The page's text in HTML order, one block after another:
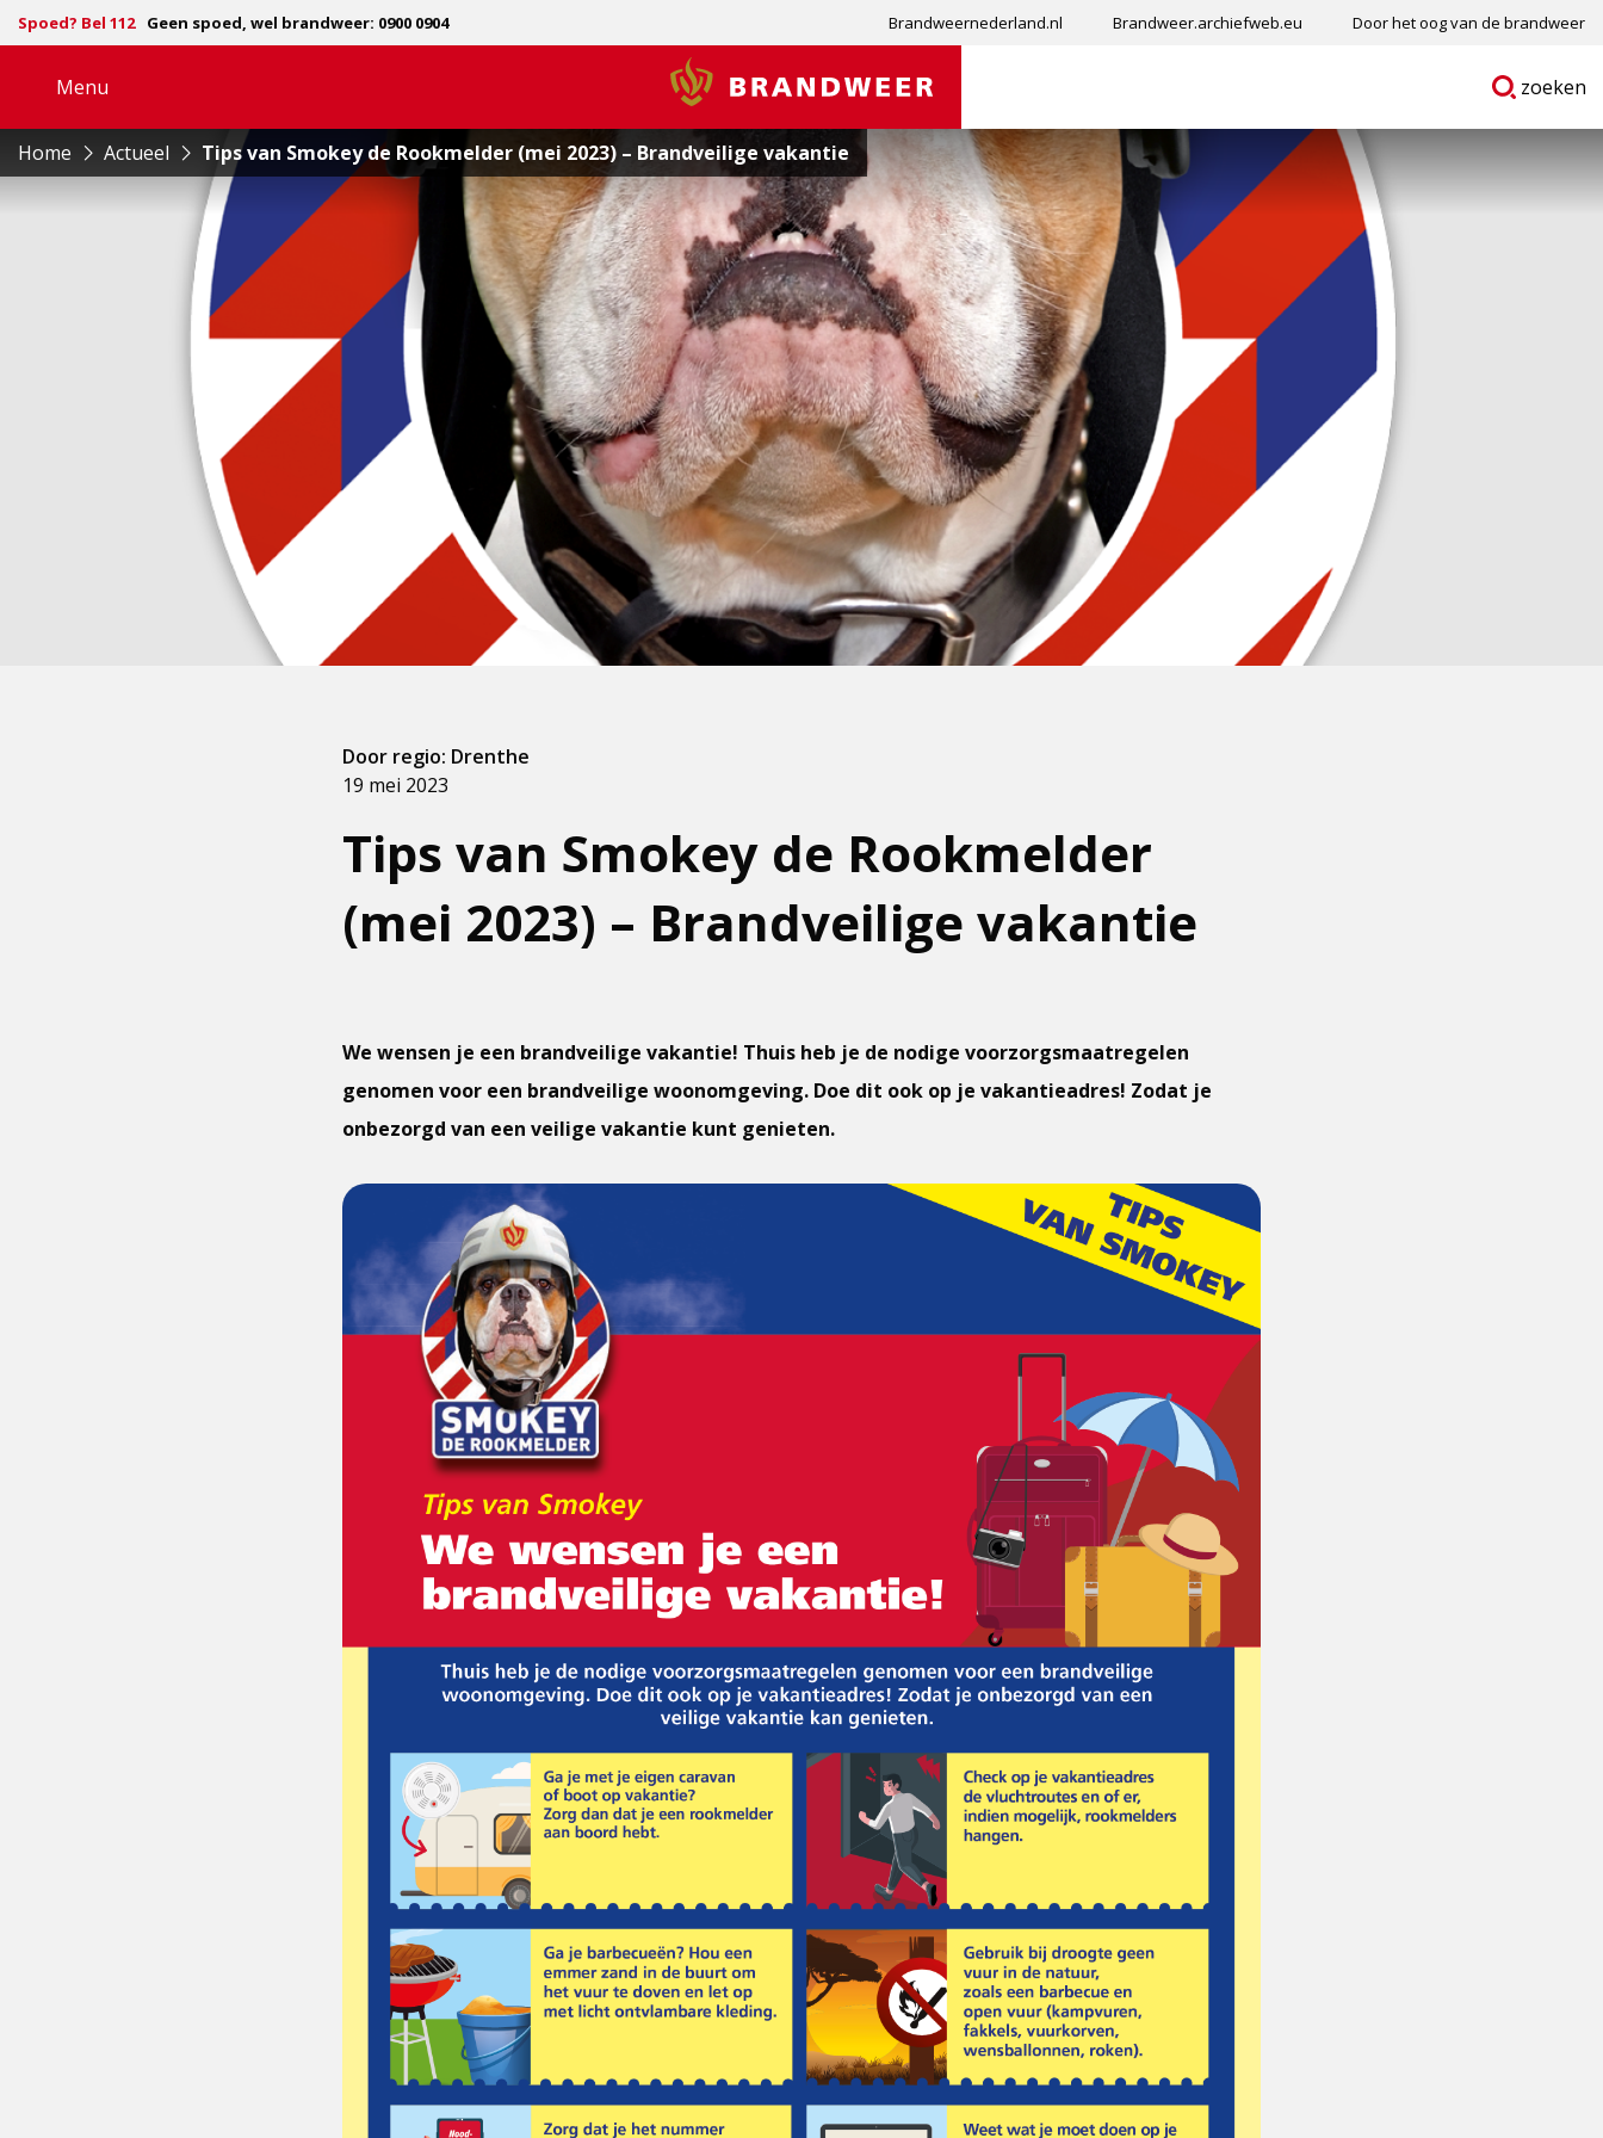
Spoed? Bel 112 Geen spoed, wel brandweer: 0900 0904 Brandweernederland.nl Brandweer.archiefweb.eu Door het oog van de brandweer
Menu
navigatie
Brandweer
Ga
zoeken
Home Actueel Tips van Smokey de Rookmelder (mei 2023) – Brandveilige vakantie
Tips van Smokey de Rookmelder
(mei 2023) – Brandveilige vakantie
19 mei 2023
Door regio: Drenthe
We wensen je een brandveilige vakantie! Thuis heb je de nodige voorzorgsmaatregelen
genomen voor een brandveilige woonomgeving. Doe dit ook op je vakantieadres! Zodat je
onbezorgd van een veilige vakantie kunt genieten.